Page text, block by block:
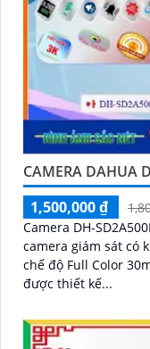
CAMERA DAHUA
1,500,000 ₫
Camera DH-
camera giám sát có
chế độ Full Color 30m
được thiết kế...